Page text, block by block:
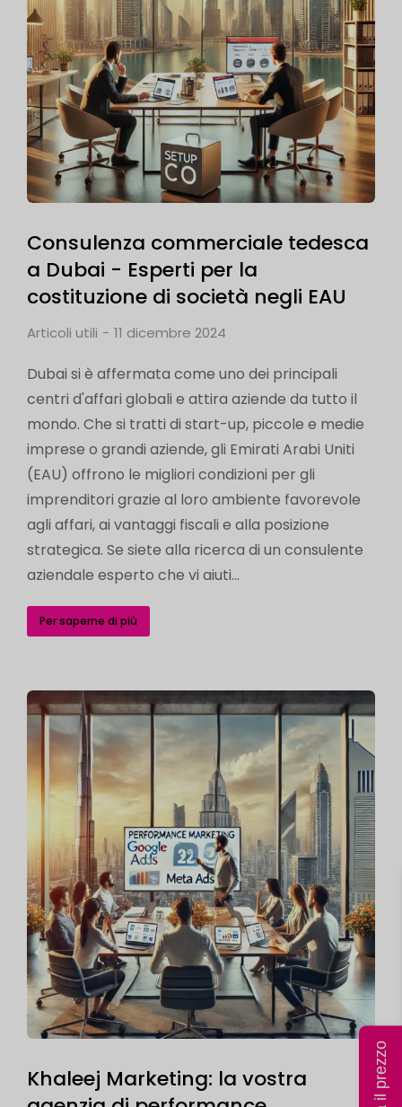
Consulenza commerciale tedesca
a Dubai - Esperti per la
costituzione di società negli EAU
Articoli utili 11 dicembre 2024
Dubai si è affermata come uno dei principali
centri d'affari globali e attira aziende da tutto il
mondo. Che si tratti di start-up, piccole e medie
imprese o grandi aziende, gli Emirati Arabi Uniti
(EAU) offrono le migliori condizioni per gli
imprenditori grazie al loro ambiente favorevole
agli affari, ai vantaggi fiscali e alla posizione
strategica. Se siete alla ricerca di un consulente
aziendale esperto che vi aiuti...
Per saperne di più
Khaleej Marketing: la vostra